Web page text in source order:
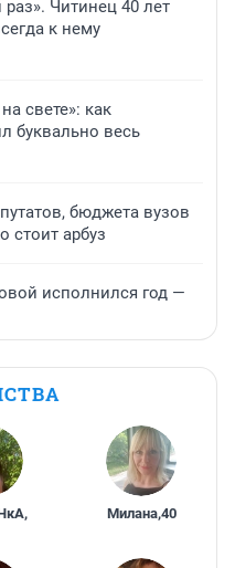
Читинец 40 лет
к нему
свете»: как
буквально весь
бюджета вузов
стоит арбуз
исполнился год —
,
Милана,40